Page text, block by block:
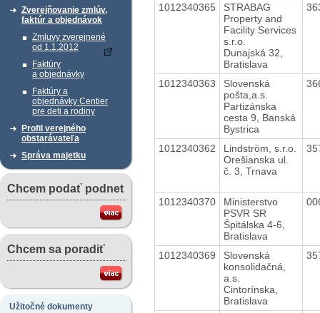
Zverejňovanie zmlúv,
faktúr a objednávok
Zmluvy zverejnené
od 1.1.2012
Faktúry
a objednávky
Faktúry a
objednávky Centier
pre deti a rodiny
Profil verejného
obstarávateľa
Správa majetku
Chcem podať podnet
Chcem sa poradiť
Užitočné dokumenty
1012340365
STRABAG
Property and
Facility Services
s.r.o.
Dunajská 32,
Bratislava
1012340363
Slovenská
pošta,a.s.
Partizánska
cesta 9, Banská
Bystrica
1012340362
Lindström, s.r.o.
Orešianska ul.
č. 3, Trnava
1012340370
Ministerstvo
PSVR SR
Špitálska 4-6,
Bratislava
1012340369
Slovenská
konsolidačná,
a.s.
Cintorínska,
Bratislava